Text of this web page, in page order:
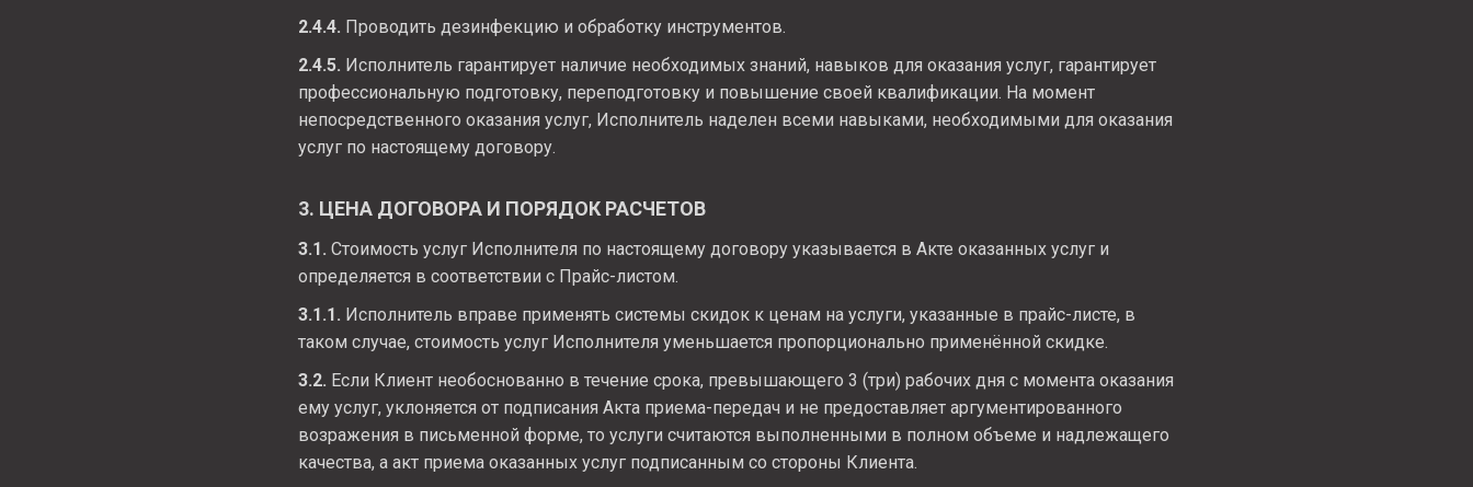
2.4.4. Проводить дезинфекцию и обработку инструментов.
2.4.5. Исполнитель гарантирует наличие необходимых знаний, навыков для оказания услуг, гарантирует
профессиональную подготовку, переподготовку и повышение своей квалификации. На момент
непосредственного оказания услуг, Исполнитель наделен всеми навыками, необходимыми для оказания
услуг по настоящему договору.
3. ЦЕНА ДОГОВОРА И ПОРЯДОК РАСЧЕТОВ
3.1. Стоимость услуг Исполнителя по настоящему договору указывается в Акте оказанных услуг и
определяется в соответствии с Прайс-листом.
3.1.1. Исполнитель вправе применять системы скидок к ценам на услуги, указанные в прайс-листе, в
таком случае, стоимость услуг Исполнителя уменьшается пропорционально применённой скидке.
3.2. Если Клиент необоснованно в течение срока, превышающего 3 (три) рабочих дня с момента оказания
ему услуг, уклоняется от подписания Акта приема-передач и не предоставляет аргументированного
возражения в письменной форме, то услуги считаются выполненными в полном объеме и надлежащего
качества, а акт приема оказанных услуг подписанным со стороны Клиента.